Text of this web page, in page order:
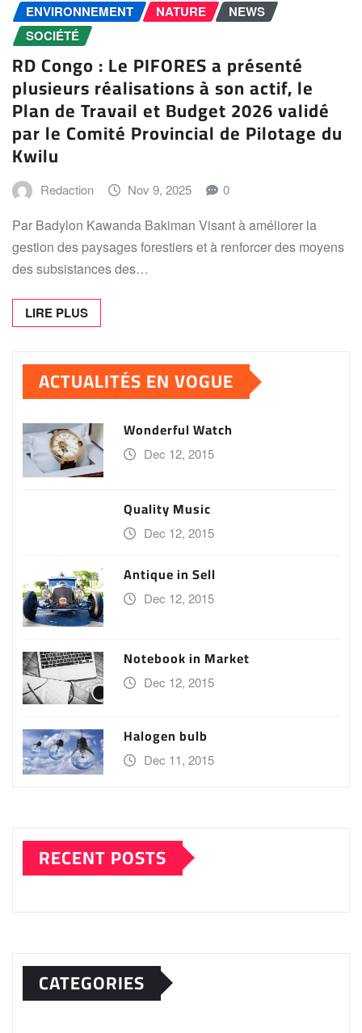
ENVIRONNEMENT
NATURE
NEWS
SOCIÉTÉ
RD Congo : Le PIFORES a présenté
plusieurs réalisations à son actif, le
Plan de Travail et Budget 2026 validé
par le Comité Provincial de Pilotage du
Kwilu
Redaction Nov 9, 2025 0
Par Badylon Kawanda Bakiman Visant à améliorer la
gestion des paysages forestiers et à renforcer des moyens
des subsistances des…
LIRE PLUS
ACTUALITÉS EN VOGUE
Wonderful Watch
Dec 12, 2015
Quality Music
Dec 12, 2015
Antique in Sell
Dec 12, 2015
Notebook in Market
Dec 12, 2015
Halogen bulb
Dec 11, 2015
RECENT POSTS
CATEGORIES